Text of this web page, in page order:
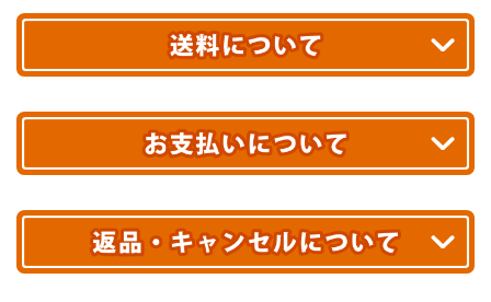
最短翌日お届け!
あす着エリアが対象です。
エリアやお届け日の確認はこちら▶
※ 配送業者による配送遅延が生じる可能性がございます。
※ 沖縄・離島はお届けできません。
送料無料!
10,000円未満 全国一律1,100円(税込)
配送業者
ヤマト運輸
クレジットカード